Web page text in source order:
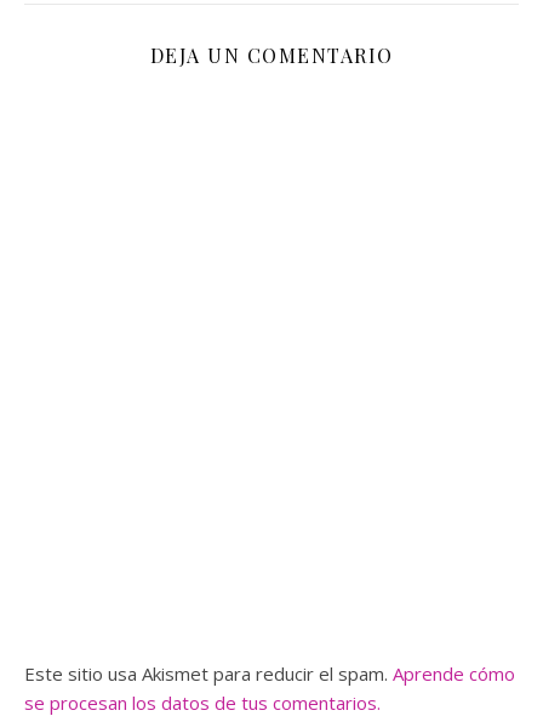
DEJA UN COMENTARIO
Este sitio usa Akismet para reducir el spam. Aprende cómo
se procesan los datos de tus comentarios.